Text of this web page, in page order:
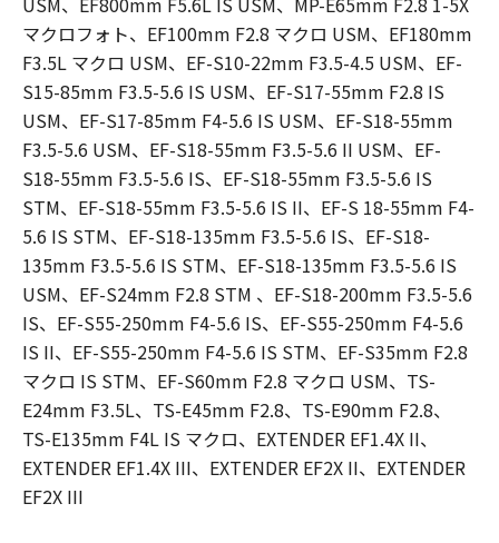
マクロフォト、EF100mm F2.8 マクロ USM、EF180mm
F3.5L マクロ USM、EF-S10-22mm F3.5-4.5 USM、EF-
S15-85mm F3.5-5.6 IS USM、EF-S17-55mm F2.8 IS
USM、EF-S17-85mm F4-5.6 IS USM、EF-S18-55mm
F3.5-5.6 USM、EF-S18-55mm F3.5-5.6 II USM、EF-
S18-55mm F3.5-5.6 IS、EF-S18-55mm F3.5-5.6 IS
STM、EF-S18-55mm F3.5-5.6 IS II、EF-S 18-55mm F4-
5.6 IS STM、EF-S18-135mm F3.5-5.6 IS、EF-S18-
135mm F3.5-5.6 IS STM、EF-S18-135mm F3.5-5.6 IS
USM、EF-S24mm F2.8 STM 、EF-S18-200mm F3.5-5.6
IS、EF-S55-250mm F4-5.6 IS、EF-S55-250mm F4-5.6
IS II、EF-S55-250mm F4-5.6 IS STM、EF-S35mm F2.8
マクロ IS STM、EF-S60mm F2.8 マクロ USM、TS-
E24mm F3.5L、TS-E45mm F2.8、TS-E90mm F2.8、
TS-E135mm F4L IS マクロ、EXTENDER EF1.4X II、
EXTENDER EF1.4X III、EXTENDER EF2X II、EXTENDER
EF2X III